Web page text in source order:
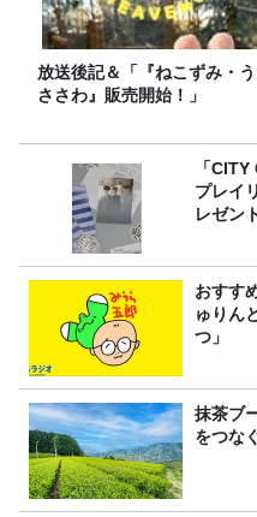
放送後記＆「『ねこずみ・う
ささわ』販売開始！」
「
プレイ
レゼン
おすす
ゅりん
つ」
抹茶ブ
をつな